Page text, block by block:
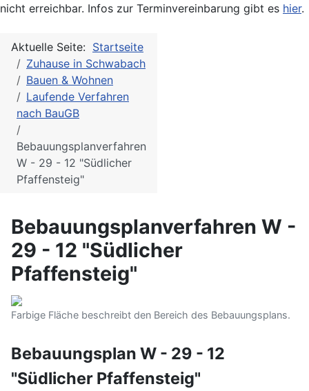
nicht erreichbar. Infos zur Terminvereinbarung gibt es hier.
Aktuelle Seite: Startseite
Zuhause in Schwabach
Bauen & Wohnen
Laufende Verfahren
nach BauGB
Bebauungsplanverfahren
W - 29 - 12 "Südlicher
Pfaffensteig"
Bebauungsplanverfahren W -
29 - 12 "Südlicher
Pfaffensteig"
Farbige Fläche beschreibt den Bereich des Bebauungsplans.
Bebauungsplan W - 29 - 12
"Südlicher Pfaffensteig"